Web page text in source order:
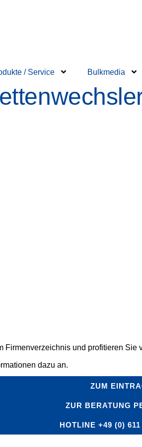
/ Service Bulkmedia
und profitieren
dazu an.
ZUM
ZUR BERATUNG
HOTLINE +49 (0)